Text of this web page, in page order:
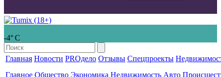
-4° С
Главная Новости PROдело Отзывы Спецпроекты
Главное Общество Экономика Недвижимость Авто